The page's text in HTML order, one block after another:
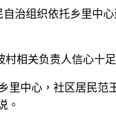
治组织依托乡里中
村相关负责人信心十足
中心，社区居民范
。